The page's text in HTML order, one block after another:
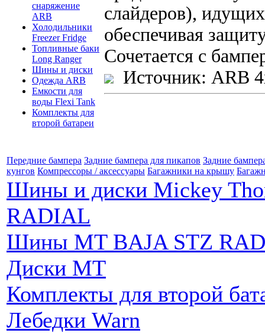
снаряжение
ARB
Холодильники
Freezer Fridge
Топливные баки
Long Ranger
Шины и диски
Одежда ARB
Емкости для
воды Flexi Tank
Комплекты для
второй батареи
слайдеров),
обеспечивая
Сочетается с
Источник: ARB
Передние бампера Задние бампера для пикапов Задние
кунгов Компрессоры / аксессуары Багажники на крышу
Шины и диски Mickey
RADIAL
Шины MT BAJA STZ
Диски MT
Комплекты для второй
Лебедки Warn